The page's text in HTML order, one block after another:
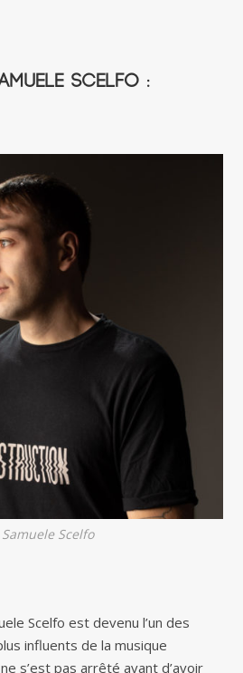
Scelfo :
Scelfo
Scelfo est devenu l’un des
influents de la musique
s’est pas arrêté avant d’avoir